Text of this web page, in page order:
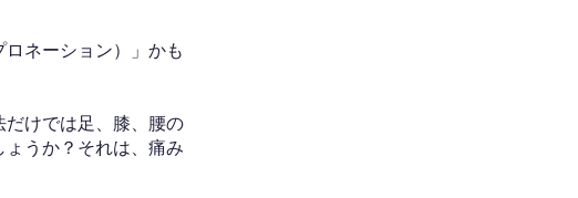
ネーション）」かも
けでは足、膝、腰の
うか？それは、痛み